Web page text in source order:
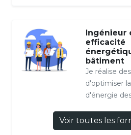
Ingénieur
efficacité
bâtiment
Je réalise
d'optimiser
d'énergie
Voir toutes les